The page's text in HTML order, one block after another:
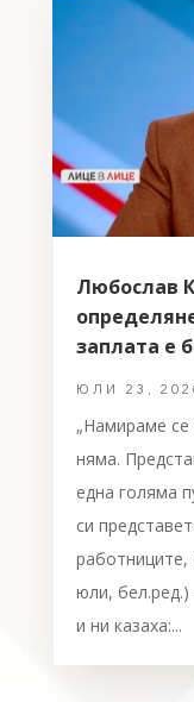
Любослав
заплата е
ЮЛИ 23,
„Намираме
няма.
една голяма
си
работниците,
юли, бел.ред.)
и ни казаха:...